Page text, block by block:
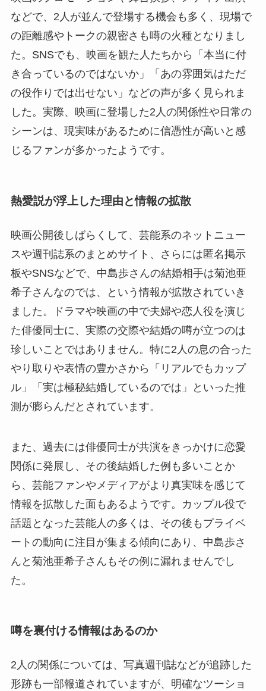
などで、2人が並んで登場する機会も多く、現場で
の距離感やトークの親密さも噂の火種となりまし
た。SNSでも、映画を観た人たちから「本当に付
き合っているのではないか」「あの雰囲気はただ
の役作りでは出せない」などの声が多く見られま
した。実際、映画に登場した2人の関係性や日常の
シーンは、現実味があるために信憑性が高いと感
じるファンが多かったようです。
熱愛説が浮上した理由と情報の拡散
映画公開後しばらくして、芸能系のネットニュー
スや週刊誌系のまとめサイト、さらには匿名掲示
板やSNSなどで、中島歩さんの結婚相手は菊池亜
希子さんなのでは、という情報が拡散されていき
ました。ドラマや映画の中で夫婦や恋人役を演じ
た俳優同士に、実際の交際や結婚の噂が立つのは
珍しいことではありません。特に2人の息の合った
やり取りや表情の豊かさから「リアルでもカップ
ル」「実は極秘結婚しているのでは」といった推
測が膨らんだとされています。
また、過去には俳優同士が共演をきっかけに恋愛
関係に発展し、その後結婚した例も多いことか
ら、芸能ファンやメディアがより真実味を感じて
情報を拡散した面もあるようです。カップル役で
話題となった芸能人の多くは、その後もプライベ
ートの動向に注目が集まる傾向にあり、中島歩さ
んと菊池亜希子さんもその例に漏れませんでし
た。
噂を裏付ける情報はあるのか
2人の関係については、写真週刊誌などが追跡した
形跡も一部報道されていますが、明確なツーショ